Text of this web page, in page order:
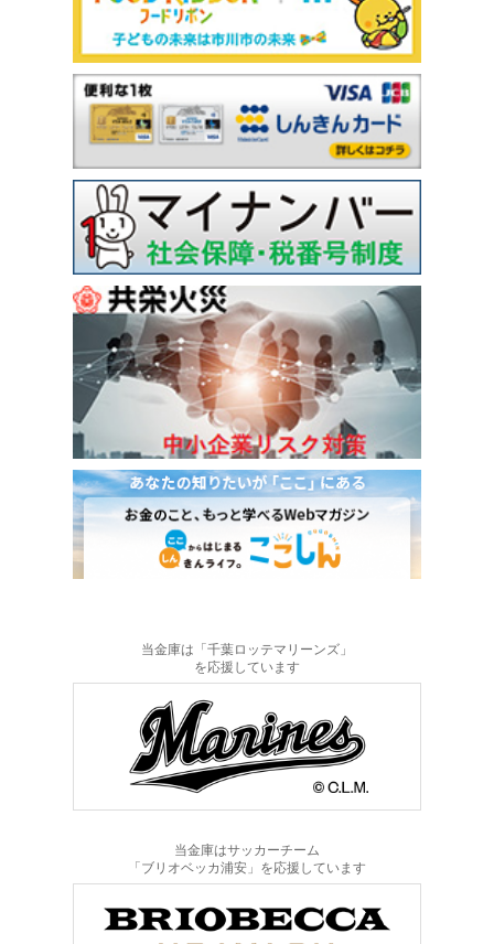
当金庫は「千葉ロッテマリーンズ」
を応援しています
当金庫はサッカーチーム
「ブリオベッカ浦安」を応援しています